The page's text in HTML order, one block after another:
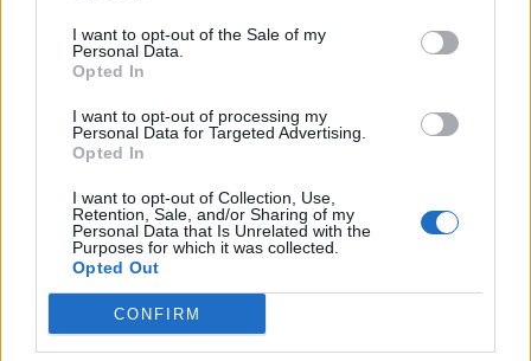
I want to opt-out of the Sale of my
Personal Data.
Opted In
I want to opt-out of processing my
Personal Data for Targeted Advertising.
Opted In
I want to opt-out of Collection, Use,
Retention, Sale, and/or Sharing of my
Personal Data that Is Unrelated with the
Purposes for which it was collected.
Opted Out
CONFIRM